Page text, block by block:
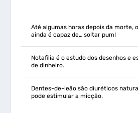
Até algumas horas depois da morte,
ainda é capaz de… soltar pum!
Notafilia é o estudo dos desenhos e
de dinheiro.
Dentes-de-leão são diuréticos
pode estimular a micção.